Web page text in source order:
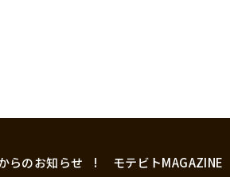
らのお知らせ モテビトMAGAZINE